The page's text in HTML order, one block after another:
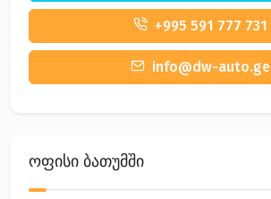
+995 591 777 731
info@dw-auto.ge
ოფისი ბათუმში